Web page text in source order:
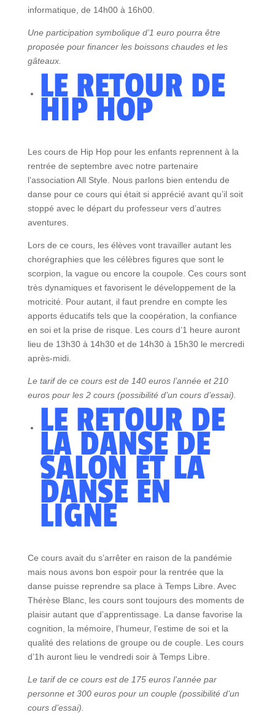
informatique, de 14h00 à 16h00.
Une participation symbolique d’1 euro pourra être
proposée pour financer les boissons chaudes et les
gâteaux.
LE RETOUR DE
HIP HOP
Les cours de Hip Hop pour les enfants reprennent à la
rentrée de septembre avec notre partenaire
l’association All Style. Nous parlons bien entendu de
danse pour ce cours qui était si apprécié avant qu’il soit
stoppé avec le départ du professeur vers d’autres
aventures.
Lors de ce cours, les élèves vont travailler autant les
chorégraphies que les célèbres figures que sont le
scorpion, la vague ou encore la coupole. Ces cours sont
très dynamiques et favorisent le développement de la
motricité. Pour autant, il faut prendre en compte les
apports éducatifs tels que la coopération, la confiance
en soi et la prise de risque. Les cours d’1 heure auront
lieu de 13h30 à 14h30 et de 14h30 à 15h30 le mercredi
après-midi.
Le tarif de ce cours est de 140 euros l’année et 210
euros pour les 2 cours (possibilité d’un cours d’essai).
LE RETOUR DE
LA DANSE DE
SALON ET LA
DANSE EN
LIGNE
Ce cours avait du s’arrêter en raison de la pandémie
mais nous avons bon espoir pour la rentrée que la
danse puisse reprendre sa place à Temps Libre. Avec
Thérèse Blanc, les cours sont toujours des moments de
plaisir autant que d’apprentissage. La danse favorise la
cognition, la mémoire, l’humeur, l’estime de soi et la
qualité des relations de groupe ou de couple. Les cours
d’1h auront lieu le vendredi soir à Temps Libre.
Le tarif de ce cours est de 175 euros l’année par
personne et 300 euros pour un couple (possibilité d’un
cours d’essai).